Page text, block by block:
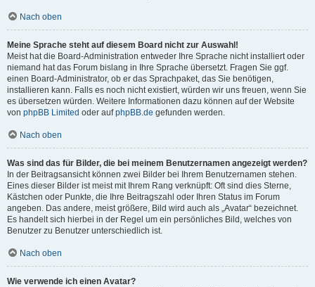
Nach oben
Meine Sprache steht auf diesem Board nicht zur Auswahl!
Meist hat die Board-Administration entweder Ihre Sprache nicht installiert oder
niemand hat das Forum bislang in Ihre Sprache übersetzt. Fragen Sie ggf.
einen Board-Administrator, ob er das Sprachpaket, das Sie benötigen,
installieren kann. Falls es noch nicht existiert, würden wir uns freuen, wenn Sie
es übersetzen würden. Weitere Informationen dazu können auf der Website
von phpBB Limited oder aufphpBB.de gefunden werden.
Nach oben
Was sind das für Bilder, die bei meinem Benutzernamen angezeigt werden?
In der Beitragsansicht können zwei Bilder bei Ihrem Benutzernamen stehen.
Eines dieser Bilder ist meist mit Ihrem Rang verknüpft: Oft sind dies Sterne,
Kästchen oder Punkte, die Ihre Beitragszahl oder Ihren Status im Forum
angeben. Das andere, meist größere, Bild wird auch als „Avatar“ bezeichnet.
Es handelt sich hierbei in der Regel um ein persönliches Bild, welches von
Benutzer zu Benutzer unterschiedlich ist.
Nach oben
Wie verwende ich einen Avatar?